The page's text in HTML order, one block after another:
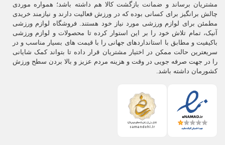
مشتریان برساند و ضمانت بازگشت کالا هم داشته باشد؛ همواره موردی
چالش برانگیز برای کسانی بوده که در ورزش فعالیت دارند و نیازمند خریدی
مطمئن برای لوازم ورزشی مورد نیاز خود هستند. فروشگاه لوازم ورزشی
آنیک، تمام تلاش خود را بر این استوار کرده تا محصولات و لوازم ورزشی
باکیفیت و مطابق با استانداردهای جهانی را با قیمت های بسیار مناسب و در
سریعترین حالت ممکن در اختیار مشتریان قرار داده تا بتواند کمک شایانی
را در جهت صرفه جویی در وقت و هزینه مردم عزیز و بالا بردن سطح ورزش
کشورمان داشته باشد.